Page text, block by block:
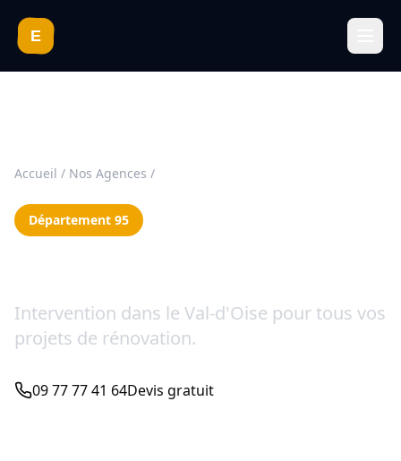
E
Accueil / Nos Agences /
Département 95
Intervention dans le Val-d'Oise pour tous vos
projets de rénovation.
09 77 77 41 64Devis gratuit